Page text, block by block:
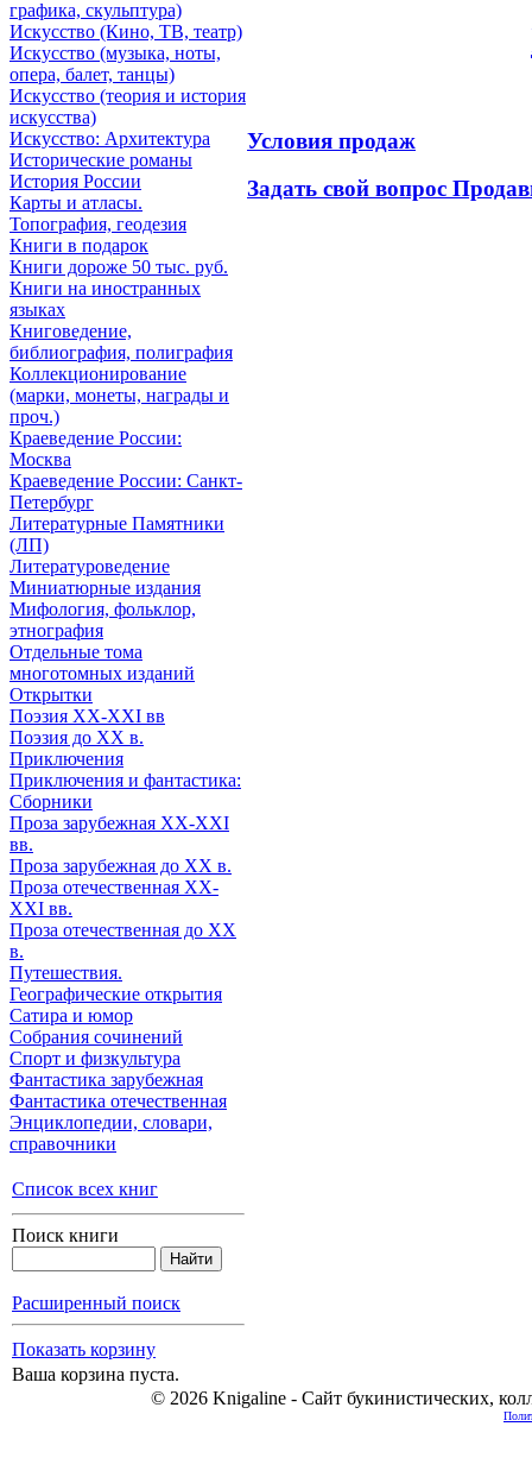
графика, скульптура)
Искусствo (Кино, ТВ, театр)
Искусствo (музыка, ноты,
опера, балет, танцы)
Искусствo (теория и история
искусства)
Искусство: Архитектура
Исторические романы
История России
Карты и атласы.
Топография, геодезия
Книги в подарок
Книги дороже 50 тыс. руб.
Книги на иностранных
языках
Книговедение,
библиография, полиграфия
Коллекционирование
(марки, монеты, награды и
проч.)
Краеведение России:
Москва
Краеведение России: Санкт-
Петербург
Литературные Памятники
(ЛП)
Литературоведение
Миниатюрные издания
Мифология, фольклор,
этнография
Отдельные тома
многотомных изданий
Открытки
Поэзия XX-XXI вв
Поэзия до XX в.
Приключения
Приключения и фантастика:
Сборники
Проза зарубежная XX-XXI
вв.
Проза зарубежная до XX в.
Проза отечественная XX-
XXI вв.
Проза отечественная до XX
в.
Путешествия.
Географические открытия
Сатира и юмор
Собрания сочинений
Спорт и физкультура
Фантастика зарубежная
Фантастика отечественная
Энциклопедии, cловари,
справочники
Список всех книг
Поиск книги
Расширенный поиск
Показать корзину
Ваша корзина пуста.
Условия продаж
Задать свой вопрос
© 2026 Knigaline - Сайт букинистических,